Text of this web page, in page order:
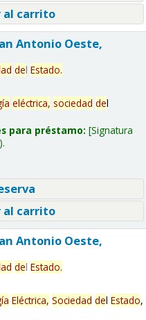
carrito
Antonio Oeste,
del Estado.
eléctrica, sociedad del
para préstamo: Signatura
carrito
Antonio Oeste,
del Estado.
Eléctrica, Sociedad del Estado,